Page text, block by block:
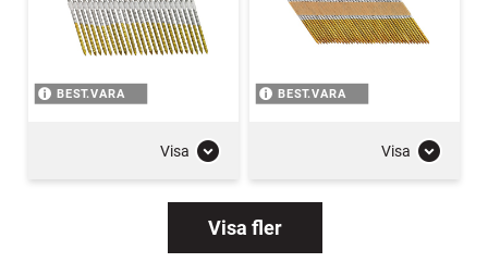
BEST.VARA
Visa
BEST.VARA
Visa
Visa fler